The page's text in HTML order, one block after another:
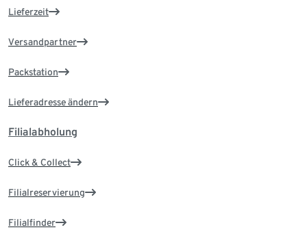
Lieferzeit
Versandpartner
Packstation
Lieferadresse ändern
Filialabholung
Click & Collect
Filialreservierung
Filialfinder